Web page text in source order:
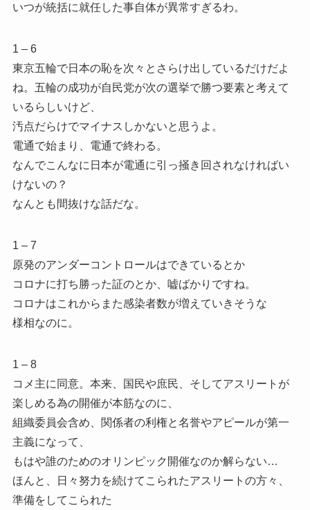
いつが統括に就任した事自体が異常すぎるわ。
1 – 6
東京五輪で日本の恥を次々とさらけ出しているだけだよ
ね。五輪の成功が自民党が次の選挙で勝つ要素と考えて
いるらしいけど、
汚点だらけでマイナスしかないと思うよ。
電通で始まり、電通で終わる。
なんでこんなに日本が電通に引っ掻き回されなければい
けないの？
なんとも間抜けな話だな。
1 – 7
原発のアンダーコントロールはできているとか
コロナに打ち勝った証のとか、嘘ばかりですね。
コロナはこれからまた感染者数が増えていきそうな
様相なのに。
1 – 8
コメ主に同意。本来、国民や庶民、そしてアスリートが
楽しめる為の開催が本筋なのに、
組織委員会含め、関係者の利権と名誉やアピールが第一
主義になって、
もはや誰のためのオリンピック開催なのか解らない…
ほんと、日々努力を続けてこられたアスリートの方々、
準備をしてこられた